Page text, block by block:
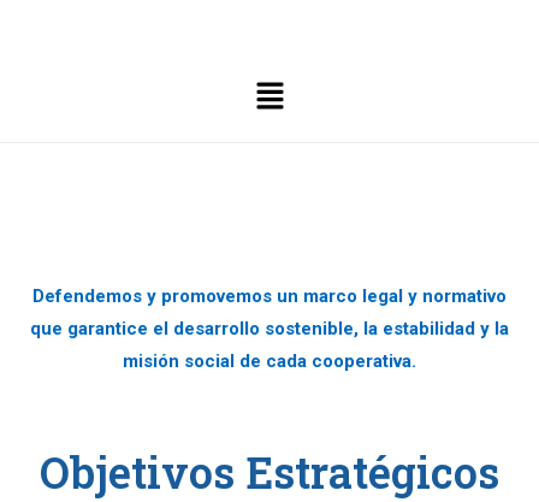
Defendemos y promovemos un marco legal y normativo
que garantice el desarrollo sostenible, la estabilidad y la
misión social de cada cooperativa.
Objetivos Estratégicos